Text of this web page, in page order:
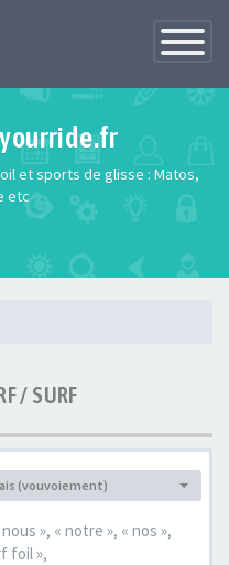
Toggle
et sports de glisse : Matos,
etc
/ SURF
:(vouvoiement)
», « notre », « nos »,
foil »,